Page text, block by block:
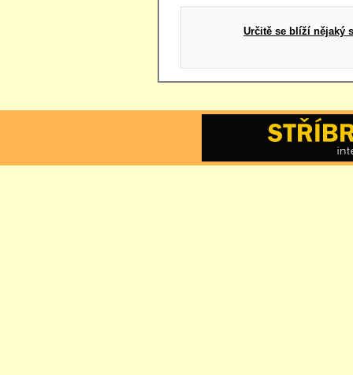
Určitě se blíží nějaký